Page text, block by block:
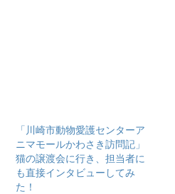
「川崎市動物愛護センターア
ニマモールかわさき訪問記」
猫の譲渡会に行き、担当者に
も直接インタビューしてみ
た！